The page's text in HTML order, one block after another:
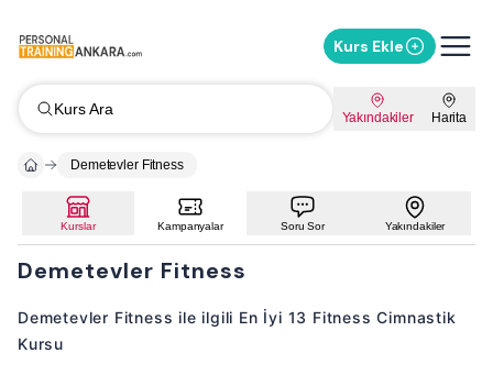
Kurs Ekle
Kurs Ara Yakındakiler Harita
Demetevler Fitness
Kurslar Kampanyalar Soru Sor Yakındakiler
Demetevler Fitness
Demetevler Fitness ile ilgili En İyi 13 Fitness Cimnastik
Kursu